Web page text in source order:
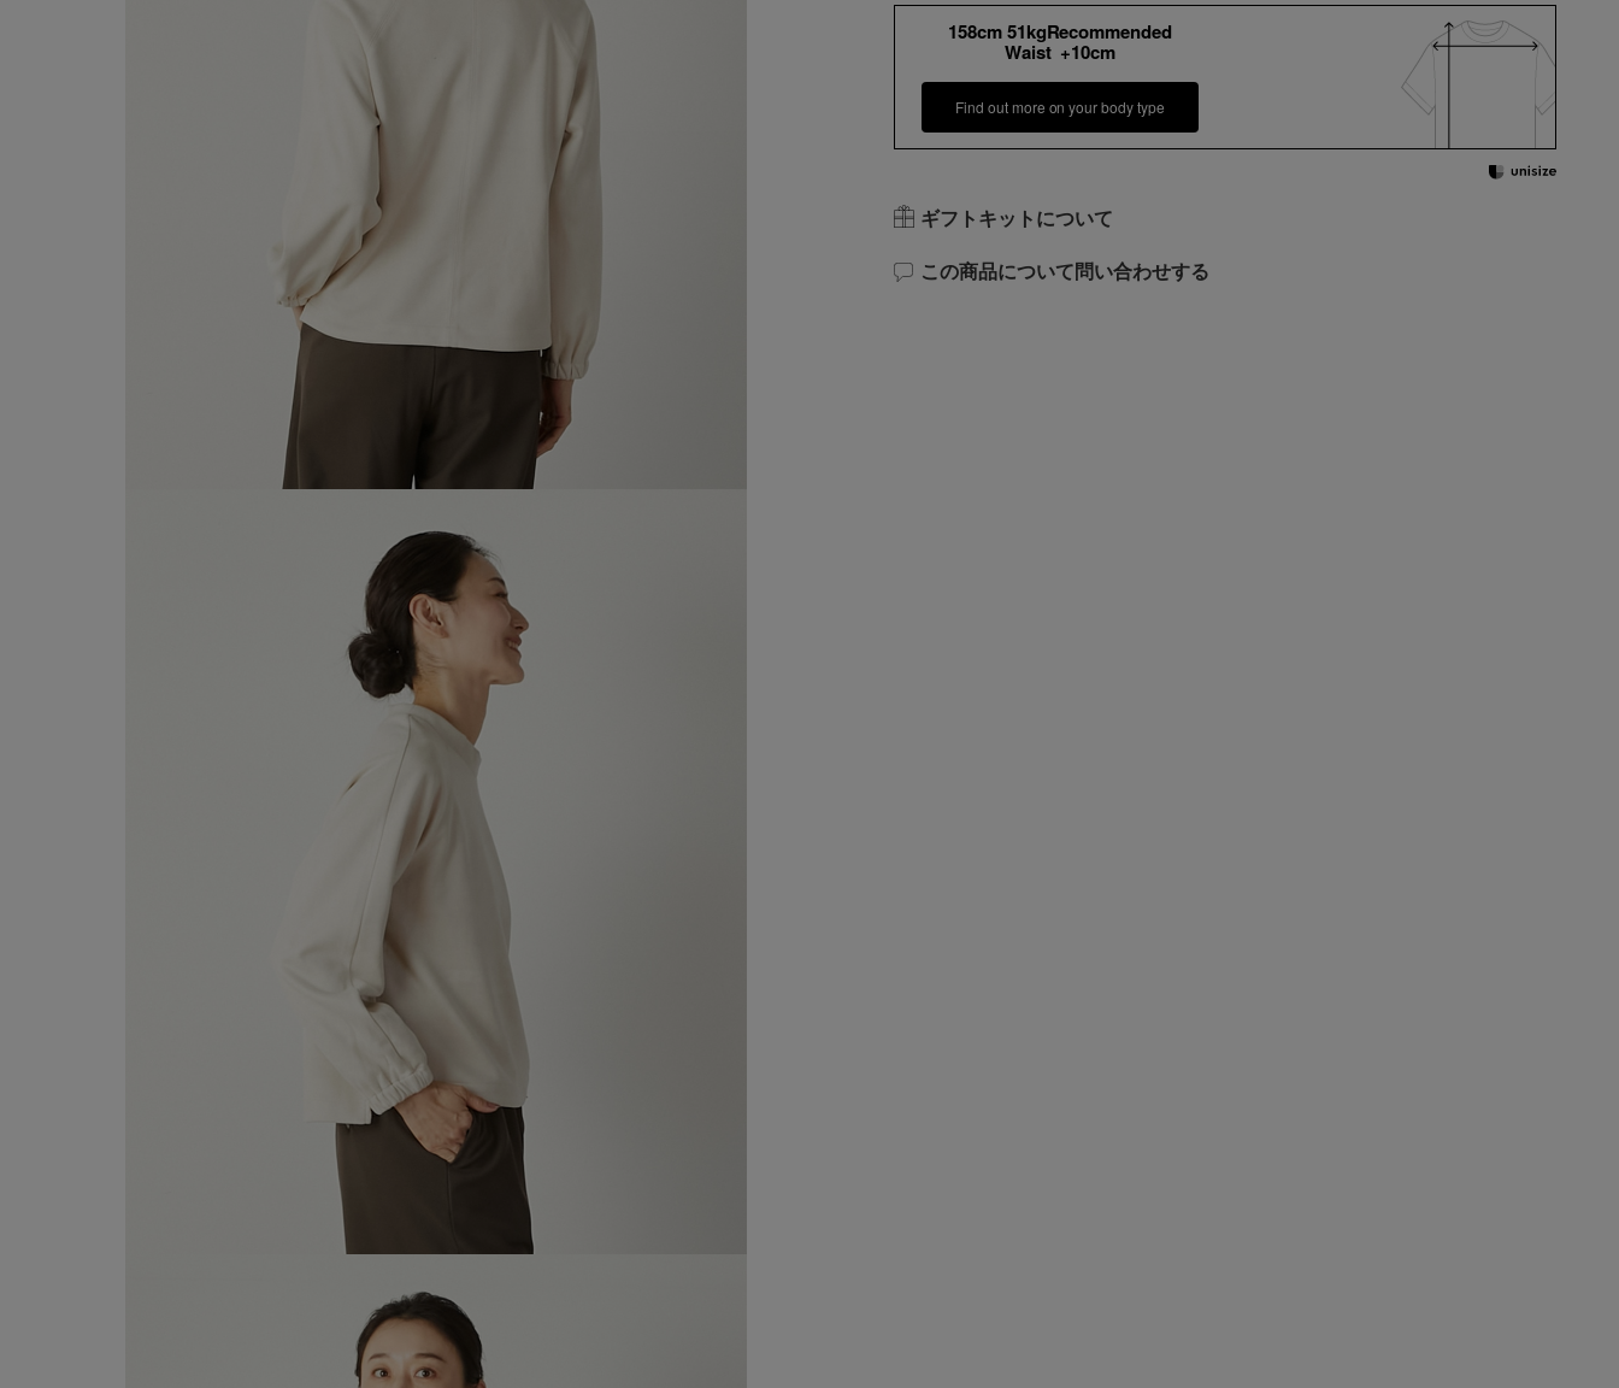
158cm 51kgRecommended
Waist +10cm
Find out more on your body type
ギフトキットについて
この商品について問い合わせする